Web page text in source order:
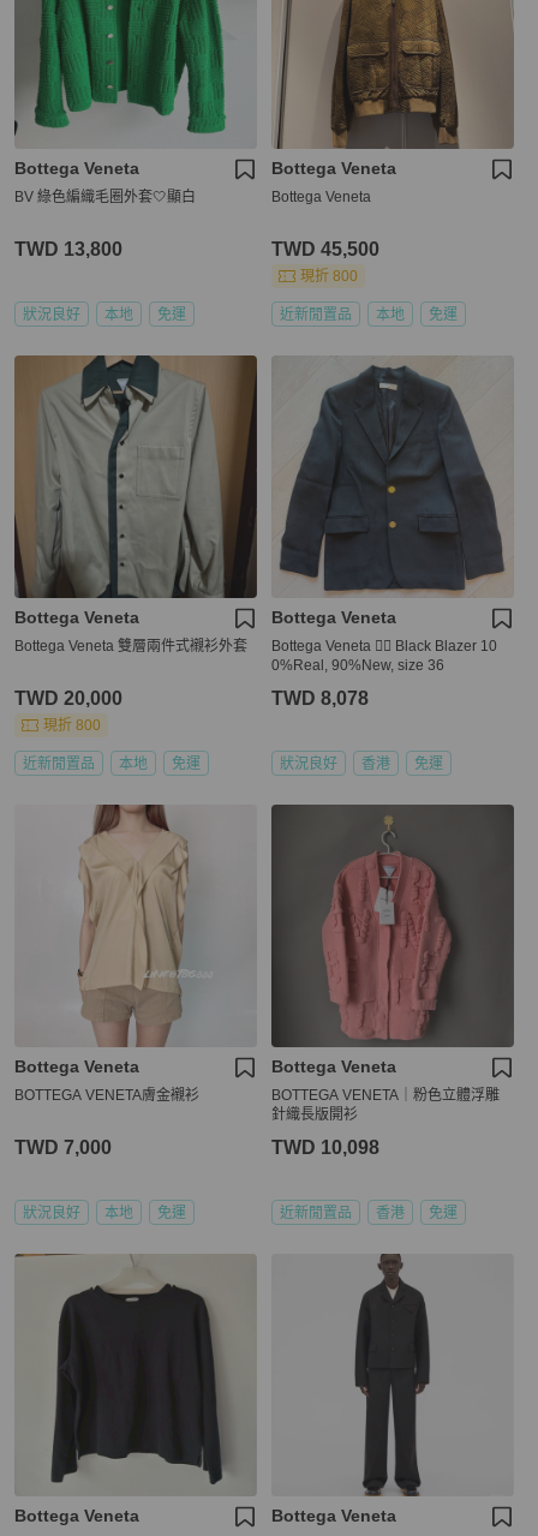
Bottega Veneta
BV 綠色編織毛圈外套🤍顯白
TWD 13,800
狀況良好 本地 免運
Bottega Veneta
Bottega Veneta
TWD 45,500
現折 800
近新閒置品 本地 免運
Bottega Veneta
Bottega Veneta 雙層兩件式襯衫外套
TWD 20,000
現折 800
近新閒置品 本地 免運
Bottega Veneta
Bottega Veneta 👍🏻 Black Blazer 10
0%Real, 90%New, size 36
TWD 8,078
狀況良好 香港 免運
Bottega Veneta
BOTTEGA VENETA膚金襯衫
TWD 7,000
狀況良好 本地 免運
Bottega Veneta
BOTTEGA VENETA｜粉色立體浮雕
針織長版開衫
TWD 10,098
近新閒置品 香港 免運
Bottega Veneta Bottega Veneta